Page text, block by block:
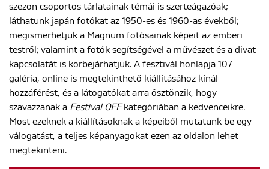
szezon csoportos tárlatainak témái is szerteágazóak;
láthatunk japán fotókat az 1950-es és 1960-as évekből;
megismerhetjük a Magnum fotósainak képeit az emberi
testről; valamint a fotók segítségével a művészet és a divat
kapcsolatát is körbejárhatjuk. A fesztivál honlapja 107
galéria, online is megtekinthető kiállításához kínál
hozzáférést, és a látogatókat arra ösztönzik, hogy
szavazzanak a Festival OFFkategóriában a kedvenceikre.
Most ezeknek a kiállításoknak a képeiből mutatunk be egy
válogatást, a teljes képanyagokat ezen az oldalon lehet
megtekinteni.